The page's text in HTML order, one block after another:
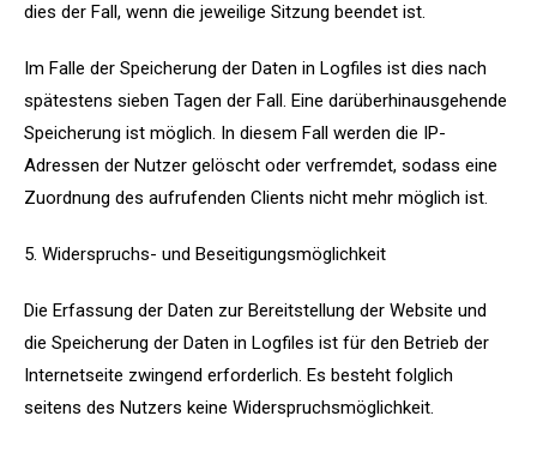
dies der Fall, wenn die jeweilige Sitzung beendet ist.
Im Falle der Speicherung der Daten in Logfiles ist dies nach
spätestens sieben Tagen der Fall. Eine darüberhinausgehende
Speicherung ist möglich. In diesem Fall werden die IP-
Adressen der Nutzer gelöscht oder verfremdet, sodass eine
Zuordnung des aufrufenden Clients nicht mehr möglich ist.
5. Widerspruchs- und Beseitigungsmöglichkeit
Die Erfassung der Daten zur Bereitstellung der Website und
die Speicherung der Daten in Logfiles ist für den Betrieb der
Internetseite zwingend erforderlich. Es besteht folglich
seitens des Nutzers keine Widerspruchsmöglichkeit.